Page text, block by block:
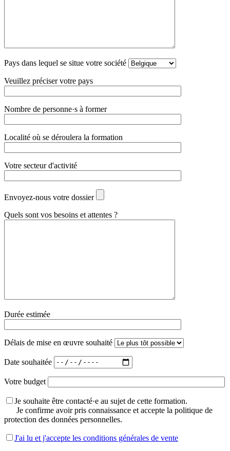
Pays dans lequel se situe votre société
Veuillez préciser votre pays
Nombre de personne·s à former
Localité où se déroulera la formation
Votre secteur d'activité
Envoyez-nous votre dossier
Quels sont vos besoins et attentes ?
Durée estimée
Délais de mise en œuvre souhaité
Date souhaitée
Votre budget
Je souhaite être contacté·e au sujet de cette formation.
Je confirme avoir pris connaissance et accepte la politique de
protection des données personnelles.
J'ai lu et j'accepte les conditions générales de vente